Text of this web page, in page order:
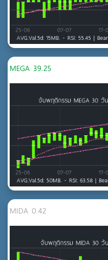
MEGA 39.25
MIDA 0.42